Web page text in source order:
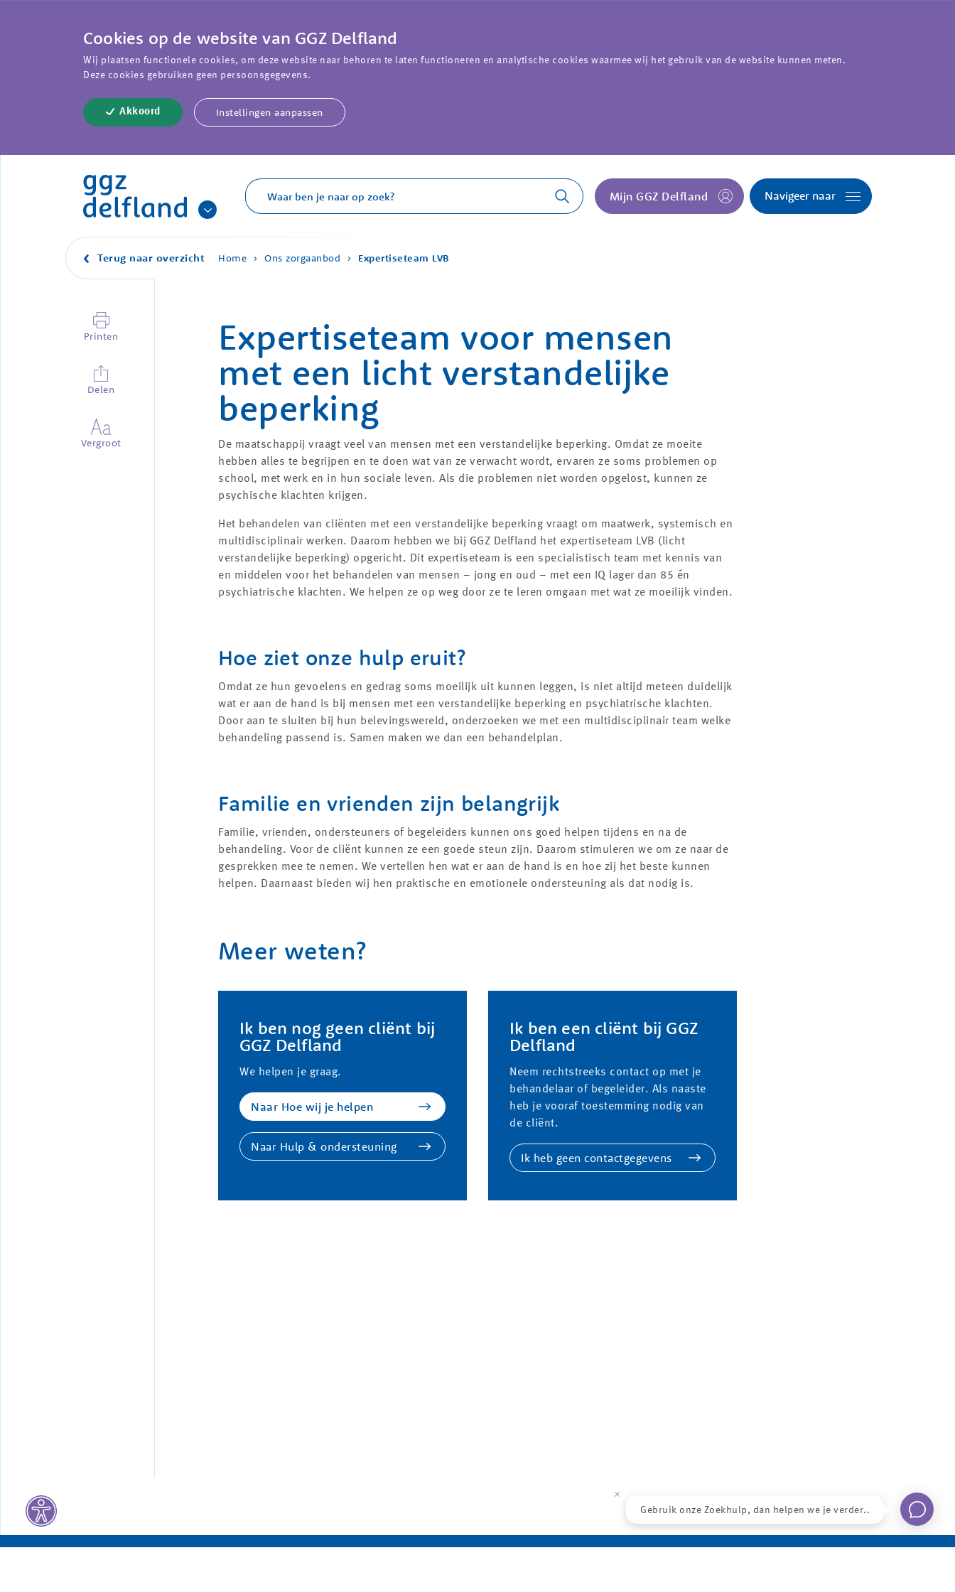
Cookies op de website van GGZ Delfland
Wij plaatsen functionele cookies, om deze website naar behoren te laten functioneren en analytische cookies waarmee wij het gebruik van de website kunnen meten.
Deze cookies gebruiken geen persoonsgegevens.
Akkoord Instellingen aanpassen
Mijn GGZ Delfland Navigeer naar
Terug naar overzicht Home Ons zorgaanbod Expertiseteam LVB
Printen
Delen
Vergroot
Expertiseteam voor mensen
met een licht verstandelijke
beperking
De maatschappij vraagt veel van mensen met een verstandelijke beperking. Omdat ze moeite
hebben alles te begrijpen en te doen wat van ze verwacht wordt, ervaren ze soms problemen op
school, met werk en in hun sociale leven. Als die problemen niet worden opgelost, kunnen ze
psychische klachten krijgen.
Het behandelen van cliënten met een verstandelijke beperking vraagt om maatwerk, systemisch en
multidisciplinair werken. Daarom hebben we bij GGZ Delfland het expertiseteam LVB (licht
verstandelijke beperking) opgericht. Dit expertiseteam is een specialistisch team met kennis van
en middelen voor het behandelen van mensen – jong en oud – met een IQ lager dan 85 én
psychiatrische klachten. We helpen ze op weg door ze te leren omgaan met wat ze moeilijk vinden.
Hoe ziet onze hulp eruit?
Omdat ze hun gevoelens en gedrag soms moeilijk uit kunnen leggen, is niet altijd meteen duidelijk
wat er aan de hand is bij mensen met een verstandelijke beperking en psychiatrische klachten.
Door aan te sluiten bij hun belevingswereld, onderzoeken we met een multidisciplinair team welke
behandeling passend is. Samen maken we dan een behandelplan.
Familie en vrienden zijn belangrijk
Familie, vrienden, ondersteuners of begeleiders kunnen ons goed helpen tijdens en na de
behandeling. Voor de cliënt kunnen ze een goede steun zijn. Daarom stimuleren we om ze naar de
gesprekken mee te nemen. We vertellen hen wat er aan de hand is en hoe zij het beste kunnen
helpen. Daarnaast bieden wij hen praktische en emotionele ondersteuning als dat nodig is.
Meer weten?
Ik ben nog geen cliënt bij
GGZ Delfland
We helpen je graag.
Naar Hoe wij je helpen
Naar Hulp & ondersteuning
Ik ben een cliënt bij GGZ
Delfland
Neem rechtstreeks contact op met je
behandelaar of begeleider. Als naaste
heb je vooraf toestemming nodig van
de cliënt.
Ik heb geen contactgegevens
Gebruik onze Zoekhulp, dan helpen we je verder..